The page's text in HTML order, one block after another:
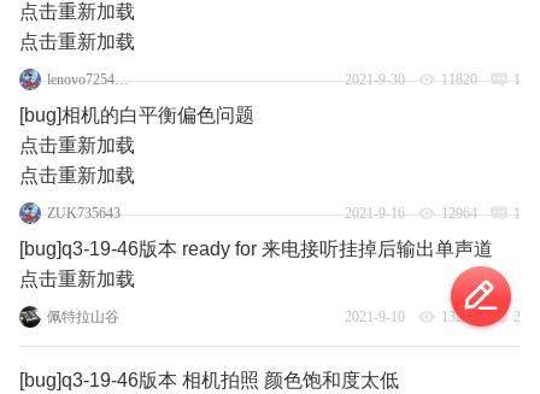
点击重新加载
点击重新加载
lenovo72545593 2021-9-30 11820 1
[bug]相机的白平衡偏色问题
点击重新加载
点击重新加载
ZUK735643 2021-9-16 12964 1
[bug]q3-19-46版本 ready for 来电接听挂掉后输出单声道
点击重新加载
佩特拉山谷 2021-9-10 13221 2
[bug]q3-19-46版本 相机拍照 颜色饱和度太低